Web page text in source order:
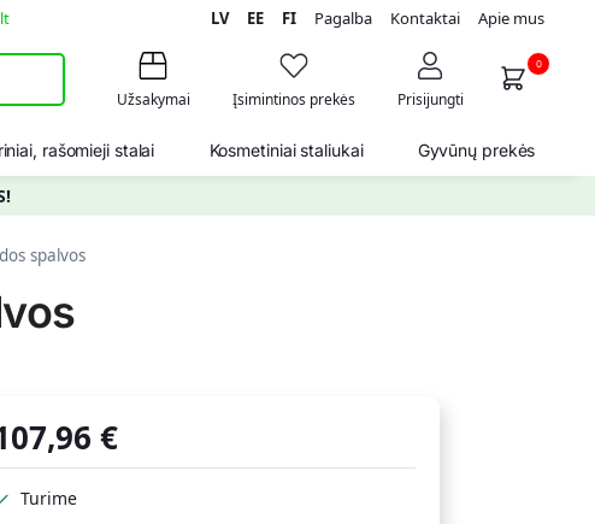
LV EE FI Pagalba Kontaktai Apie mus
Užsakymai Įsimintinos prekės Prisijungti
0
rašomieji stalai Kosmetiniai staliukai Gyvūnų prekės
spalvos
€
Turime